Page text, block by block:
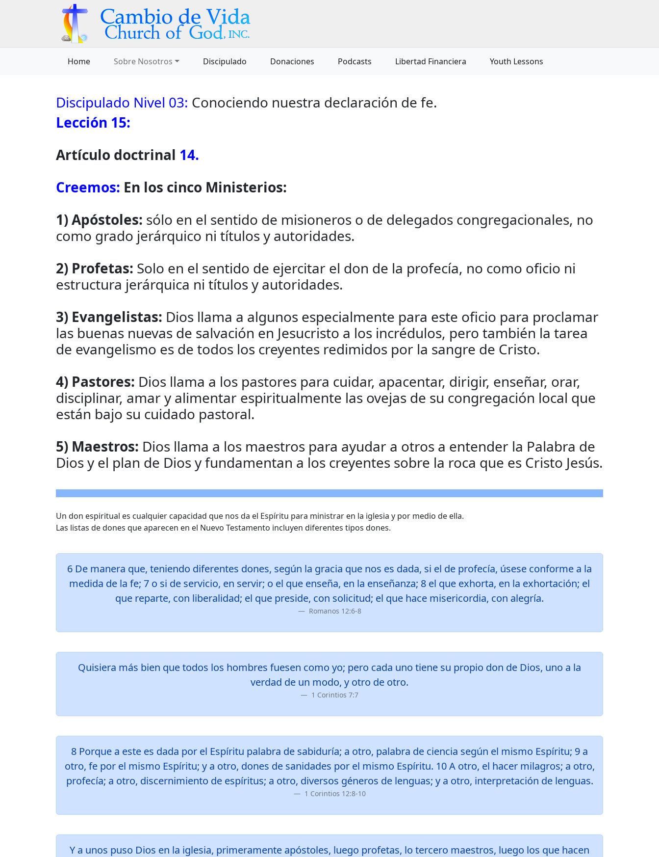
Home Sobre Nosotros Discipulado Donaciones Podcasts Libertad Financiera Youth Lessons
Discipulado Nivel 03: Conociendo nuestra declaración de fe.
Lección 15:
Artículo doctrinal 14.
Creemos: En los cinco Ministerios:
1) Apóstoles: sólo en el sentido de misioneros o de delegados congregacionales, no
como grado jerárquico ni títulos y autoridades.
2) Profetas: Solo en el sentido de ejercitar el don de la profecía, no como oficio ni
estructura jerárquica ni títulos y autoridades.
3) Evangelistas: Dios llama a algunos especialmente para este oficio para proclamar
las buenas nuevas de salvación en Jesucristo a los incrédulos, pero también la tarea
de evangelismo es de todos los creyentes redimidos por la sangre de Cristo.
4) Pastores: Dios llama a los pastores para cuidar, apacentar, dirigir, enseñar, orar,
disciplinar, amar y alimentar espiritualmente las ovejas de su congregación local que
están bajo su cuidado pastoral.
5) Maestros: Dios llama a los maestros para ayudar a otros a entender la Palabra de
Dios y el plan de Dios y fundamentan a los creyentes sobre la roca que es Cristo Jesús.
Un don espiritual es cualquier capacidad que nos da el Espíritu para ministrar en la iglesia y por medio de ella.
Las listas de dones que aparecen en el Nuevo Testamento incluyen diferentes tipos dones.
6 De manera que, teniendo diferentes dones, según la gracia que nos es dada, si el de profecía, úsese conforme a la
medida de la fe; 7 o si de servicio, en servir; o el que enseña, en la enseñanza; 8 el que exhorta, en la exhortación; el
que reparte, con liberalidad; el que preside, con solicitud; el que hace misericordia, con alegría.
Romanos 12:6-8
Quisiera más bien que todos los hombres fuesen como yo; pero cada uno tiene su propio don de Dios, uno a la
verdad de un modo, y otro de otro.
1 Corintios 7:7
8 Porque a este es dada por el Espíritu palabra de sabiduría; a otro, palabra de ciencia según el mismo Espíritu; 9 a
otro, fe por el mismo Espíritu; y a otro, dones de sanidades por el mismo Espíritu. 10 A otro, el hacer milagros; a otro,
profecía; a otro, discernimiento de espíritus; a otro, diversos géneros de lenguas; y a otro, interpretación de lenguas.
1 Corintios 12:8-10
Y a unos puso Dios en la iglesia, primeramente apóstoles, luego profetas, lo tercero maestros, luego los que hacen